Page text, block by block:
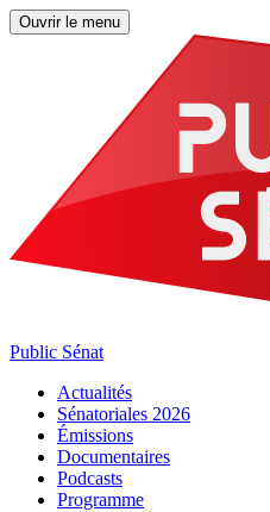
Ouvrir le menu
Public Sénat
Actualités
Sénatoriales 2026
Émissions
Documentaires
Podcasts
Programme